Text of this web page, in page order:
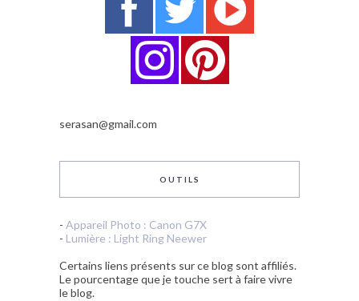
serasan@gmail.com
OUTILS
- Appareil Photo : Canon G7X
- Lumière : Light Ring Neewer
Certains liens présents sur ce blog sont affiliés.
Le pourcentage que je touche sert à faire vivre
le blog.